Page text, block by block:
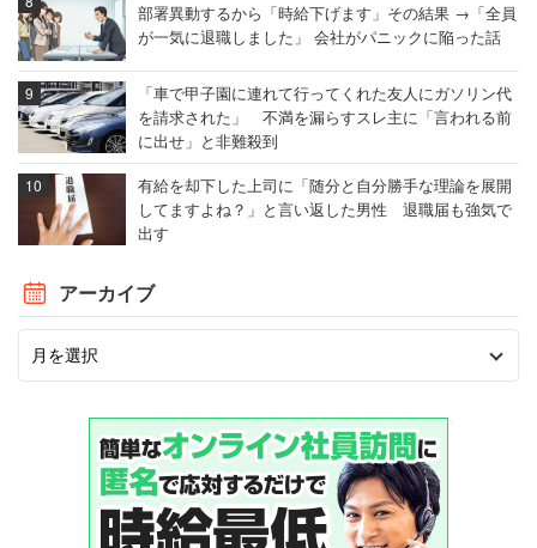
部署異動するから「時給下げます」その結果 →「全員
が一気に退職しました」 会社がパニックに陥った話
「車で甲子園に連れて行ってくれた友人にガソリン代
を請求された」 不満を漏らすスレ主に「言われる前
に出せ」と非難殺到
有給を却下した上司に「随分と自分勝手な理論を展開
してますよね？」と言い返した男性 退職届も強気で
出す
アーカイブ